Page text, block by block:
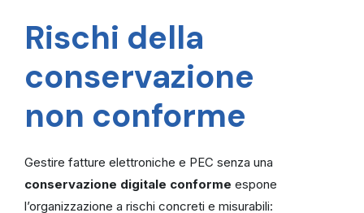
Rischi della
conservazione
non conforme
Gestire fatture elettroniche e PEC senza una
conservazione digitale conforme espone
l’organizzazione a rischi concreti e misurabili: